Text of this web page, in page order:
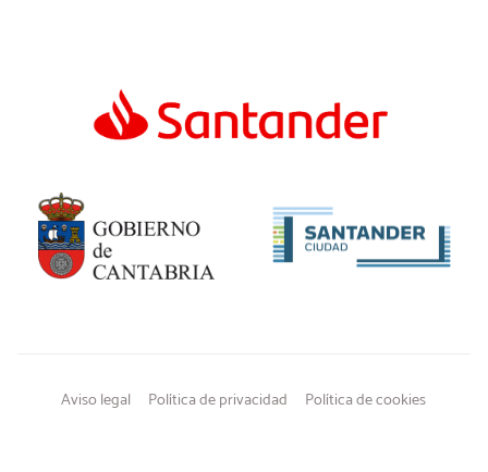
Aviso legal Política de privacidad Política de cookies